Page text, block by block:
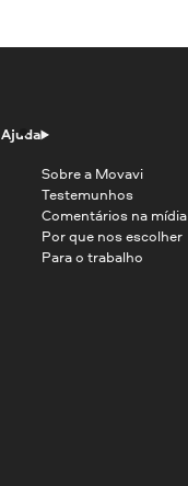
Ajuda
Sobre a Movavi
Testemunhos
Comentários na mídia
Por que nos escolher
Para o trabalho